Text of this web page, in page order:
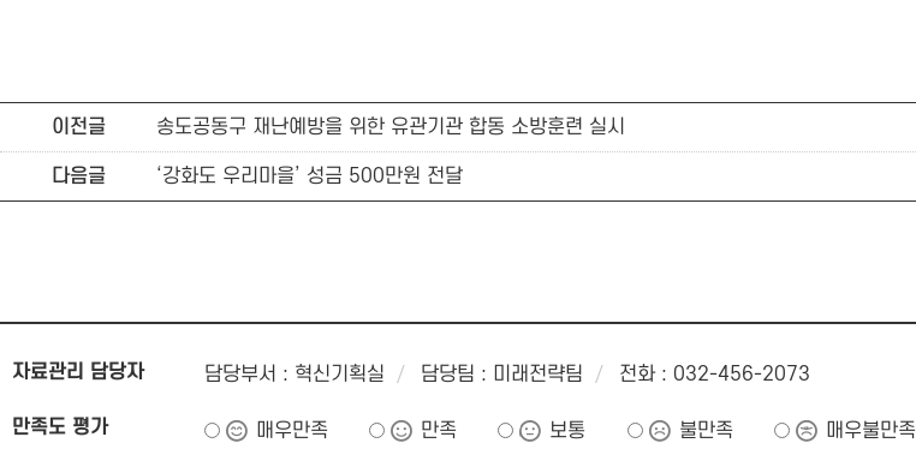
이전글 송도공동구 재난예방을 위한 유관기관 합동 소방훈련 실시
다음글 ‘강화도 우리마을’ 성금 500만원 전달
자료관리 담당자 담당부서 : 혁신기획실 담당팀 : 미래전략팀 전화 : 032-456-2073
만족도 평가 매우만족 만족 보통 불만족 매우불만족